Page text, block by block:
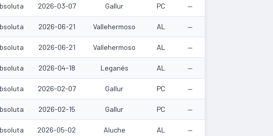
2026-03-07 Gallur PC —
2026-06-21 Vallehermoso AL —
2026-06-21 Vallehermoso AL —
2026-04-18 Leganés AL —
2026-02-07 Gallur PC —
2026-02-15 Gallur PC —
2026-05-02 Aluche AL —